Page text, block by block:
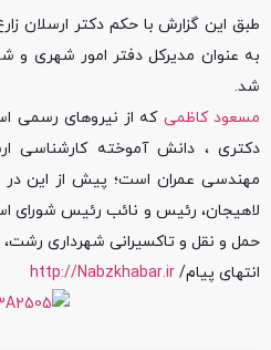
طبق این گزارش با حکم دکتر ارسلان
به عنوان مدیرکل دفتر امور شهری و
شد.
مسعود کاظمی که از نیروهای رسمی
دکتری ، دانش آموخته کارشناسی
مهندسی عمران است؛ پیش از این
لاهیجان، رئیس و نائب رئیس شورای
حمل و نقل و تاکسیرانی شهرداری
انتهای پیام/ http://Nabzkhabar.ir